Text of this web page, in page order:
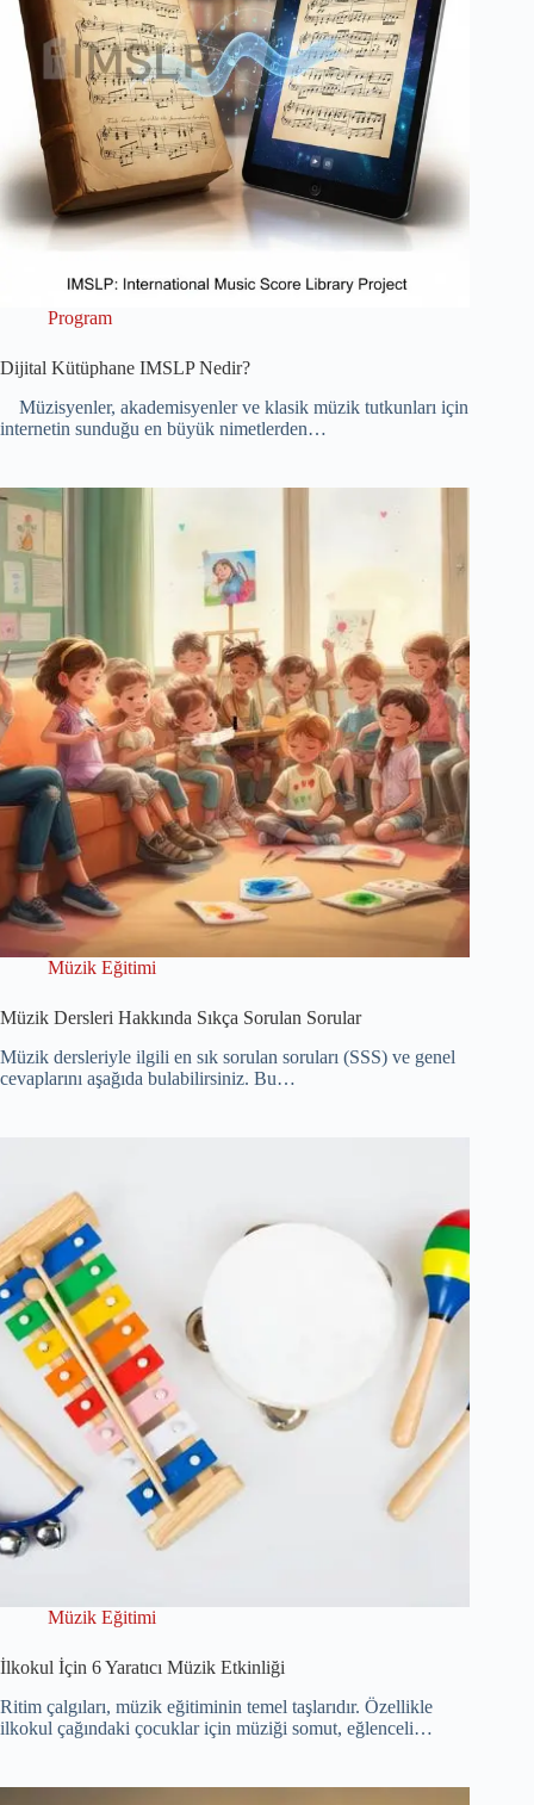
Program
Dijital Kütüphane IMSLP Nedir?
Müzisyenler, akademisyenler ve klasik müzik tutkunları için
internetin sunduğu en büyük nimetlerden…
Müzik Eğitimi
Müzik Dersleri Hakkında Sıkça Sorulan Sorular
Müzik dersleriyle ilgili en sık sorulan soruları (SSS) ve genel
cevaplarını aşağıda bulabilirsiniz. Bu…
Müzik Eğitimi
İlkokul İçin 6 Yaratıcı Müzik Etkinliği
Ritim çalgıları, müzik eğitiminin temel taşlarıdır. Özellikle
ilkokul çağındaki çocuklar için müziği somut, eğlenceli…